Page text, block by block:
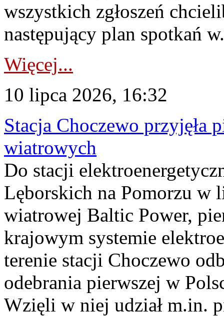
wszystkich zgłoszeń
następujący plan spotkań
Więcej...
10 lipca 2026, 16:32
Stacja Choczewo przyjęła
wiatrowych
Do stacji
Lęborskich na Pomorzu w
wiatrowej Baltic Power,
krajowym systemie
terenie stacji Choczewo
odebrania pierwszej w
Wzięli w niej udział m.in.